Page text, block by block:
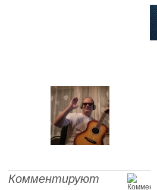
Комментируют